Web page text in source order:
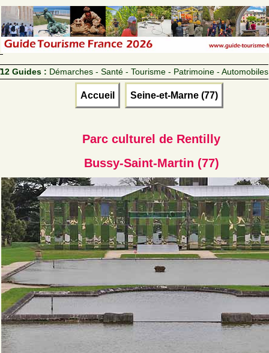
12 Guides : Démarches - Santé - Tourisme - Patrimoine - Automobiles
Accueil Seine-et-Marne (77)
Parc culturel de Rentilly
Bussy-Saint-Martin (77)